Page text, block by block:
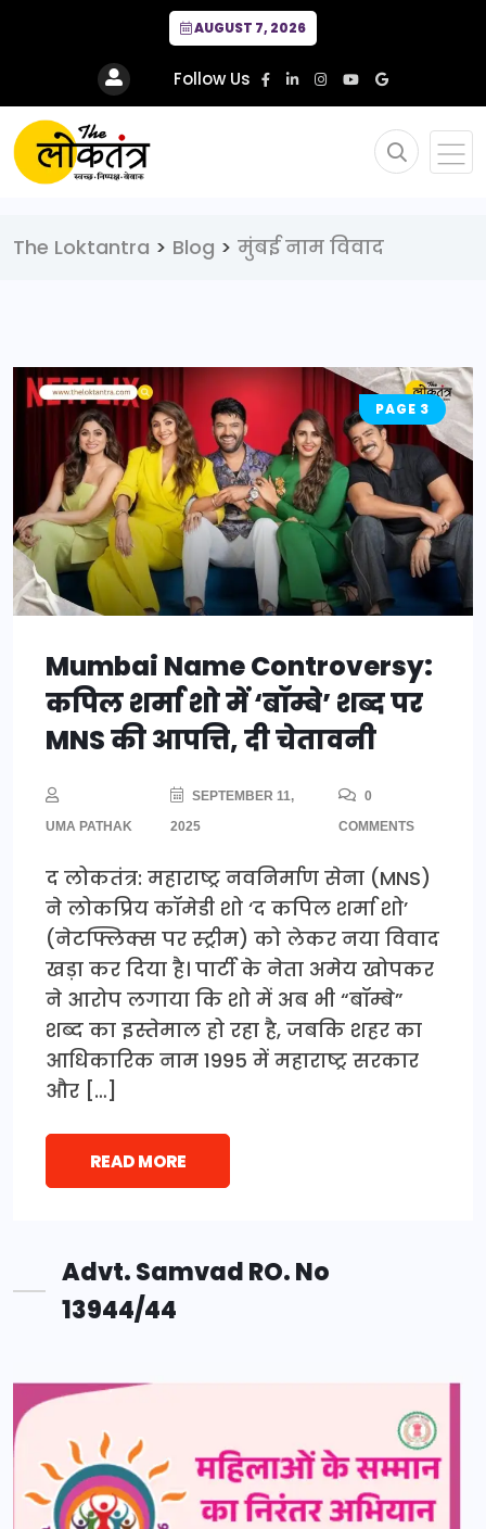
AUGUST 7, 2026
Follow Us
The Loktantra > Blog > मुंबई नाम विवाद
PAGE 3
Mumbai Name Controversy:
कपिल शर्मा शो में ‘बॉम्बे’ शब्द पर
MNS की आपत्ति, दी चेतावनी
UMA PATHAK
SEPTEMBER 11,
2025
0
COMMENTS
द लोकतंत्र: महाराष्ट्र नवनिर्माण सेना (MNS)
ने लोकप्रिय कॉमेडी शो ‘द कपिल शर्मा शो’
(नेटफ्लिक्स पर स्ट्रीम) को लेकर नया विवाद
खड़ा कर दिया है। पार्टी के नेता अमेय खोपकर
ने आरोप लगाया कि शो में अब भी “बॉम्बे”
शब्द का इस्तेमाल हो रहा है, जबकि शहर का
आधिकारिक नाम 1995 में महाराष्ट्र सरकार
और […]
READ MORE
Advt. Samvad RO. No
13944/44